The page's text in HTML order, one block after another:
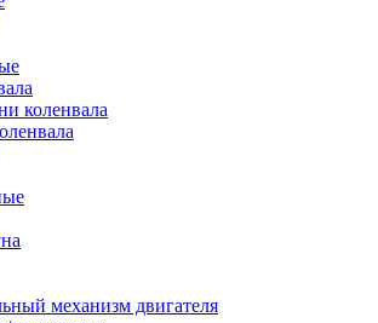
коленвала
механизм двигателя